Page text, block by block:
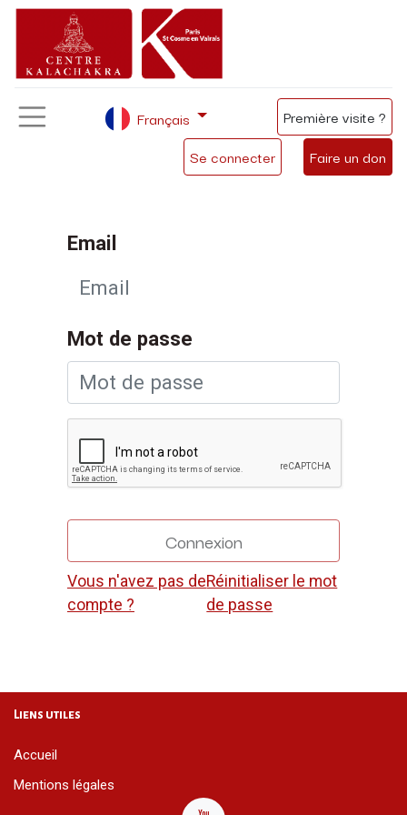
Se connecter Faire un don
Français Première visite ?
Email
Mot de passe
Connexion
Vous n'avez pas de
compte ?
Réinitialiser le mot
de passe
Liens utiles
Accueil
Mentions légales